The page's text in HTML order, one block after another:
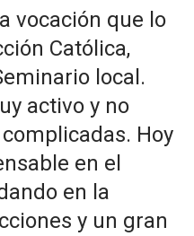
vocación que lo
Católica,
local.
activo y no
Hoy
en el
en la
y un gran